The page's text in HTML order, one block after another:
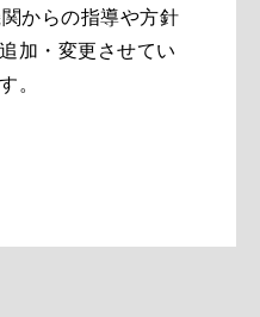
からの指導や方針
加・変更させてい
。